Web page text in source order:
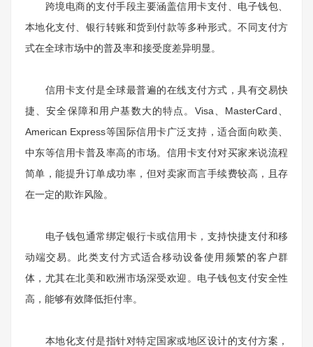
跨境电商的支付手段主要涵盖信用卡支付、电子钱包、
本地化支付、银行转账和货到付款等多种形式。不同支付方
式在全球市场中的普及率和接受度差异明显。
信用卡支付是全球最普遍的在线支付方式，具有交易快
捷、安全保障和用户基数大的特点。Visa、MasterCard、
American Express等国际信用卡广泛支持，适合面向欧美、
中东等信用卡普及率高的市场。信用卡支付对买家来说流程
简单，能提升订单成功率，但对卖家而言手续费较高，且存
在一定的欺诈风险。
电子钱包通常绑定银行卡或信用卡，支持快捷支付和移
动端交易。此类支付方式适合移动设备使用频繁的客户群
体，尤其在北美和欧洲市场深受欢迎。电子钱包支付安全性
高，能够有效降低拒付率。
本地化支付是指针对特定国家或地区设计的支付方案，